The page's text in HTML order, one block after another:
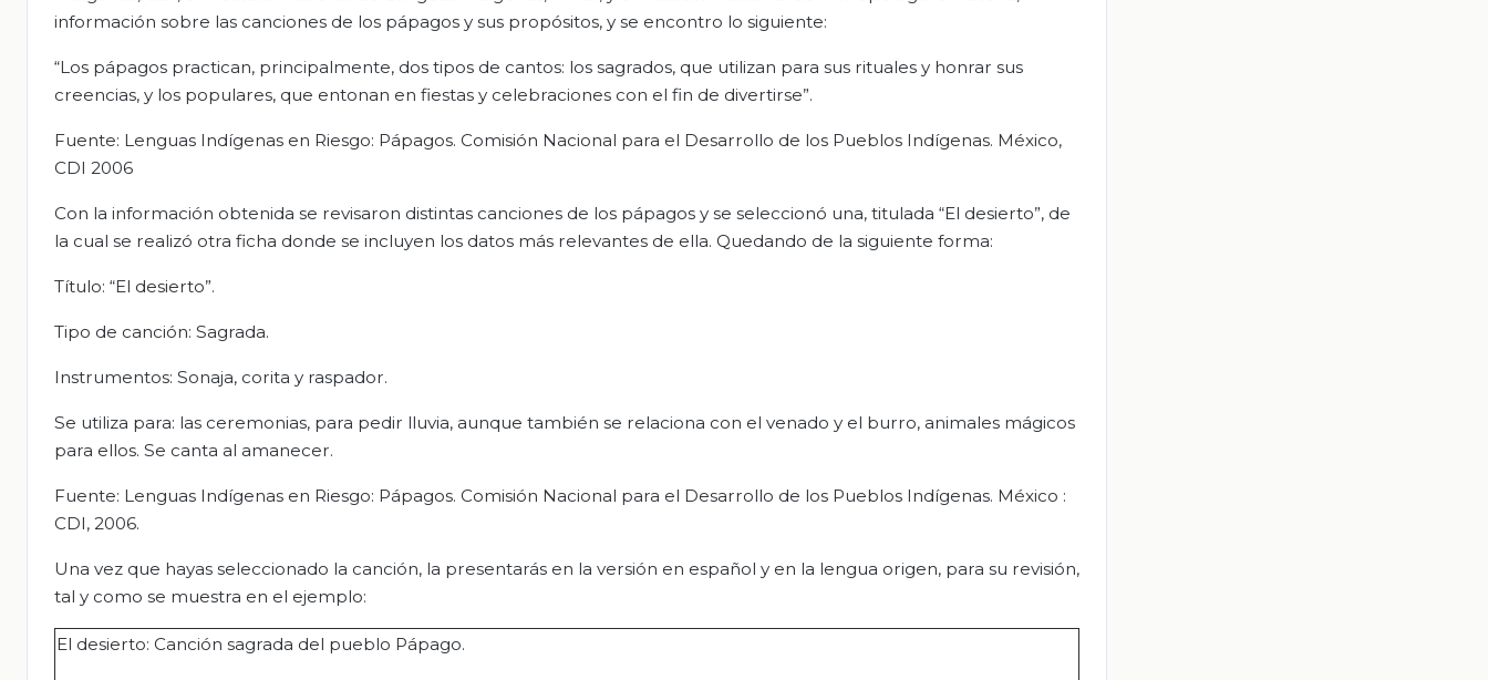
información sobre las canciones de los pápagos y sus propósitos, y se encontro lo siguiente:
“Los pápagos practican, principalmente, dos tipos de cantos: los sagrados, que utilizan para sus rituales y honrar sus
creencias, y los populares, que entonan en fiestas y celebraciones con el fin de divertirse”.
Fuente: Lenguas Indígenas en Riesgo: Pápagos. Comisión Nacional para el Desarrollo de los Pueblos Indígenas. México,
CDI 2006
Con la información obtenida se revisaron distintas canciones de los pápagos y se seleccionó una, titulada “El desierto”, de
la cual se realizó otra ficha donde se incluyen los datos más relevantes de ella. Quedando de la siguiente forma:
Título: “El desierto”.
Tipo de canción: Sagrada.
Instrumentos: Sonaja, corita y raspador.
Se utiliza para: las ceremonias, para pedir lluvia, aunque también se relaciona con el venado y el burro, animales mágicos
para ellos. Se canta al amanecer.
Fuente: Lenguas Indígenas en Riesgo: Pápagos. Comisión Nacional para el Desarrollo de los Pueblos Indígenas. México :
CDI, 2006.
Una vez que hayas seleccionado la canción, la presentarás en la versión en español y en la lengua origen, para su revisión,
tal y como se muestra en el ejemplo:
El desierto: Canción sagrada del pueblo Pápago.